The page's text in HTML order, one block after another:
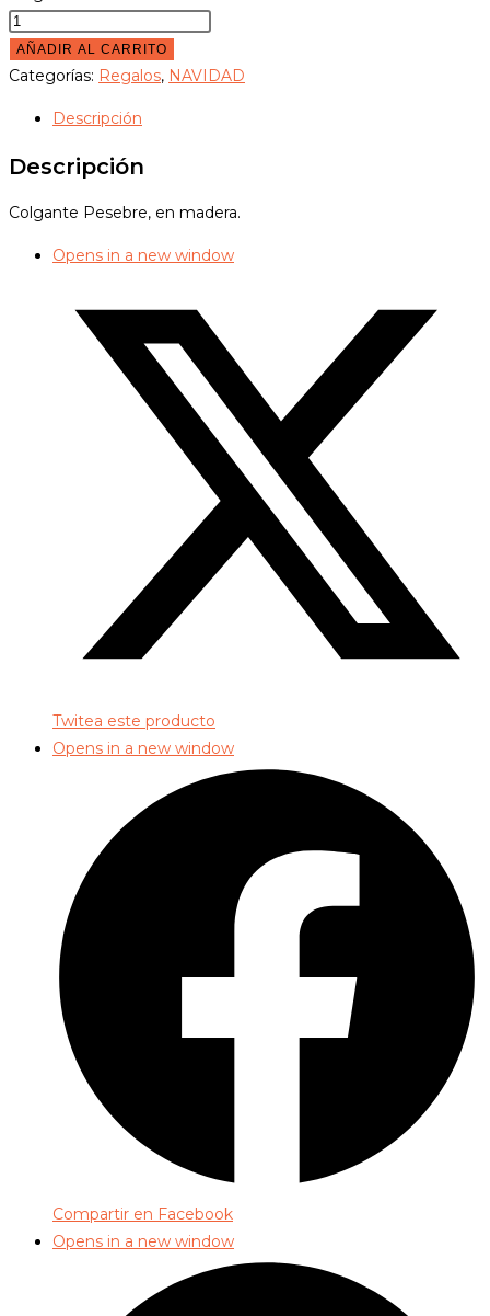
AÑADIR AL CARRITO
Categorías: Regalos, NAVIDAD
Descripción
Descripción
Colgante Pesebre, en madera.
Opens in a new window
Twitea este producto
Opens in a new window
Compartir en Facebook
Opens in a new window